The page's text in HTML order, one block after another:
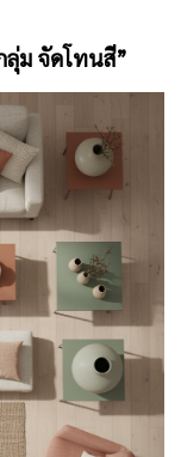
ลุ่ม จัดโทนสี”